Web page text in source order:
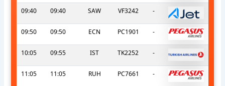
09:40 09:40 SAW VF3242 -
09:50 09:50 ECN PC1901 -
10:05 09:55 IST TK2252 -
11:05 11:05 RUH PC7661 -